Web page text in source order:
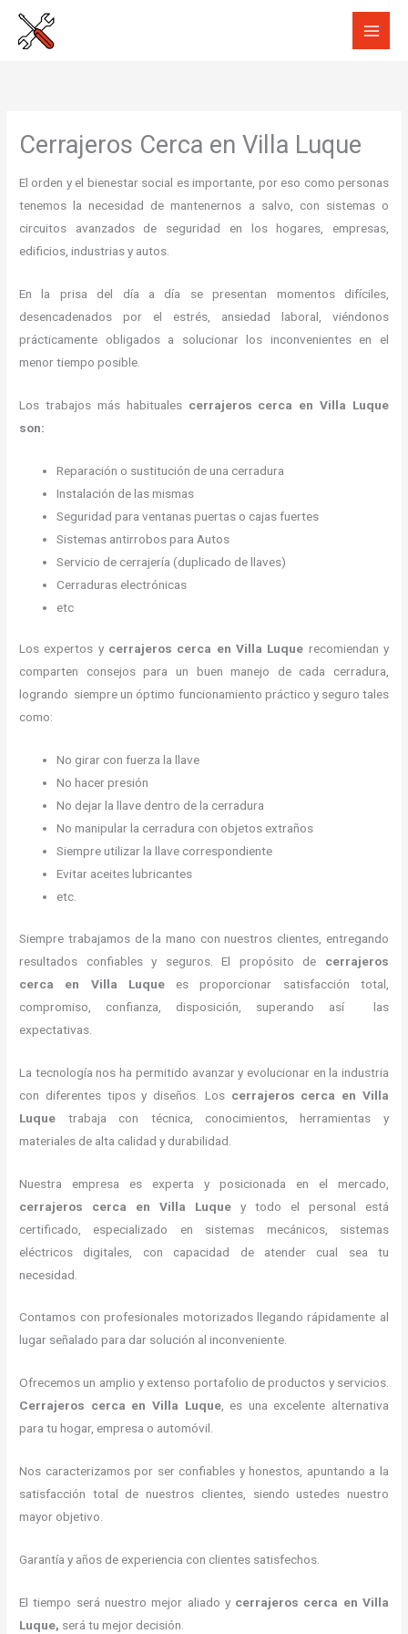
Cerrajeros Cerca en Villa Luque
El orden y el bienestar social es importante, por eso como personas
tenemos la necesidad de mantenernos a salvo, con sistemas o
circuitos avanzados de seguridad en los hogares, empresas,
edificios, industrias y autos.
En la prisa del día a día se presentan momentos difíciles,
desencadenados por el estrés, ansiedad laboral, viéndonos
prácticamente obligados a solucionar los inconvenientes en el
menor tiempo posible.
Los trabajos más habitualescerrajeros cerca en Villa Luque
son:
Reparación o sustitución de una cerradura
Instalación de las mismas
Seguridad para ventanas puertas o cajas fuertes
Sistemas antirrobos para Autos
Servicio de cerrajería (duplicado de llaves)
Cerraduras electrónicas
etc
Los expertos y cerrajeros cerca en Villa Luque recomiendan y
comparten consejos para un buen manejo de cada cerradura,
logrando siempre un óptimo funcionamiento práctico y seguro tales
como:
No girar con fuerza la llave
No hacer presión
No dejar la llave dentro de la cerradura
No manipular la cerradura con objetos extraños
Siempre utilizar la llave correspondiente
Evitar aceites lubricantes
etc.
Siempre trabajamos de la mano con nuestros clientes, entregando
resultados confiables y seguros. El propósito de cerrajeros
cerca
en Villa Luquees proporcionar satisfacción total,
compromiso, confianza, disposición, superando así las
expectativas.
La tecnología nos ha permitido avanzar y evolucionar en la industria
con diferentes tipos y diseños. Los cerrajeros cerca en Villa
Luque trabaja con técnica, conocimientos, herramientas y
materiales de alta calidad y durabilidad.
Nuestra empresa es experta y posicionada en el mercado,
cerrajeros cerca en Villa Luque y todo el personal está
certificado, especializado en sistemas mecánicos, sistemas
eléctricos digitales, con capacidad de atender cual sea tu
necesidad.
Contamos con profesionales motorizados llegando rápidamente al
lugar señalado para dar solución al inconveniente.
Ofrecemos un amplio y extenso portafolio de productos y servicios.
Cerrajeros cerca en Villa Luque, es una excelente alternativa
para tu hogar, empresa o automóvil.
Nos caracterizamos por ser confiables y honestos, apuntando a la
satisfacción total de nuestros clientes, siendo ustedes nuestro
mayor objetivo.
Garantía y años de experiencia con clientes satisfechos.
El tiempo será nuestro mejor aliado y cerrajeros cerca en Villa
Luque, será tu mejor decisión.